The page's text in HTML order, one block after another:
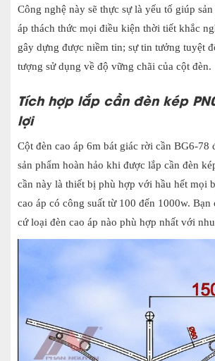
Công nghệ này sẽ thực sự là yếu tố giúp
áp thách thức mọi điều kiện thời tiết khắc
gây dựng được niềm tin; sự tin tưởng tuyệt
tượng sử dụng về độ vững chãi của cột đèn.
Tích hợp lắp cần đèn kép
lợi
Cột đèn cao áp 6m bát giác rời cần BG6-78
sản phẩm hoàn hảo khi được lắp cần đèn
cần này là thiết bị phù hợp với hầu hết mọi
cao áp có công suất từ 100 đến 1000w. Bạn
cứ loại đèn cao áp nào phù hợp nhất với